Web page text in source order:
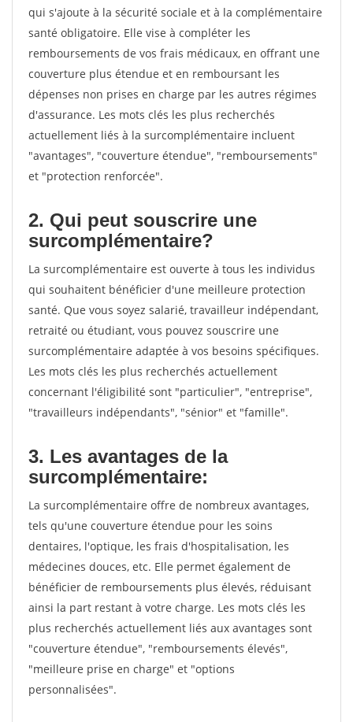
qui s'ajoute à la sécurité sociale et à la complémentaire
santé obligatoire. Elle vise à compléter les
remboursements de vos frais médicaux, en offrant une
couverture plus étendue et en remboursant les
dépenses non prises en charge par les autres régimes
d'assurance. Les mots clés les plus recherchés
actuellement liés à la surcomplémentaire incluent
"avantages", "couverture étendue", "remboursements"
et "protection renforcée".
2. Qui peut souscrire une
surcomplémentaire?
La surcomplémentaire est ouverte à tous les individus
qui souhaitent bénéficier d'une meilleure protection
santé. Que vous soyez salarié, travailleur indépendant,
retraité ou étudiant, vous pouvez souscrire une
surcomplémentaire adaptée à vos besoins spécifiques.
Les mots clés les plus recherchés actuellement
concernant l'éligibilité sont "particulier", "entreprise",
"travailleurs indépendants", "sénior" et "famille".
3. Les avantages de la
surcomplémentaire:
La surcomplémentaire offre de nombreux avantages,
tels qu'une couverture étendue pour les soins
dentaires, l'optique, les frais d'hospitalisation, les
médecines douces, etc. Elle permet également de
bénéficier de remboursements plus élevés, réduisant
ainsi la part restant à votre charge. Les mots clés les
plus recherchés actuellement liés aux avantages sont
"couverture étendue", "remboursements élevés",
"meilleure prise en charge" et "options
personnalisées".